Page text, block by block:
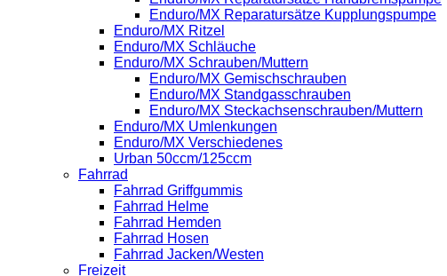
Enduro/MX Reparatursätze Kupplungspumpe
Enduro/MX Ritzel
Enduro/MX Schläuche
Enduro/MX Schrauben/Muttern
Enduro/MX Gemischschrauben
Enduro/MX Standgasschrauben
Enduro/MX Steckachsenschrauben/Muttern
Enduro/MX Umlenkungen
Enduro/MX Verschiedenes
Urban 50ccm/125ccm
Fahrrad
Fahrrad Griffgummis
Fahrrad Helme
Fahrrad Hemden
Fahrrad Hosen
Fahrrad Jacken/Westen
Freizeit